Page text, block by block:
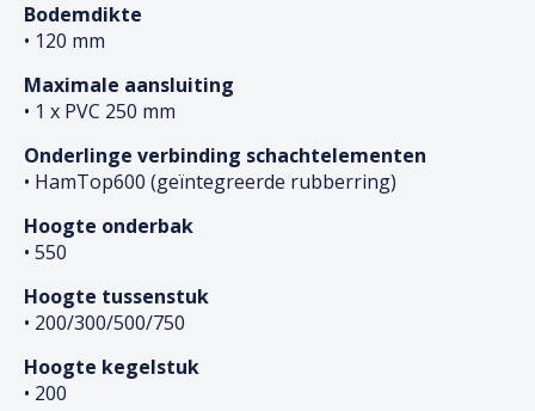
Bodemdikte
• 120 mm
Maximale aansluiting
• 1 x PVC 250 mm
Onderlinge verbinding schachtelementen
• HamTop600 (geïntegreerde rubberring)
Hoogte onderbak
• 550
Hoogte tussenstuk
• 200/300/500/750
Hoogte kegelstuk
• 200